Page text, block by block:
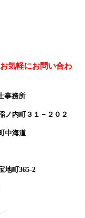
気軽にお問い合わ
事務所
町３１－２０２
中海道
365-2